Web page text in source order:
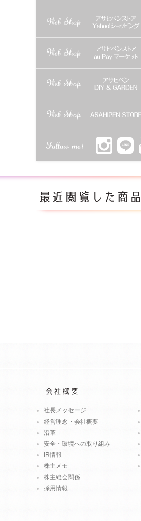
社長メッセージ
経営理念・会社概要
沿革
安全・環境への取り組み
IR情報
株主メモ
株主総会関係
採用情報